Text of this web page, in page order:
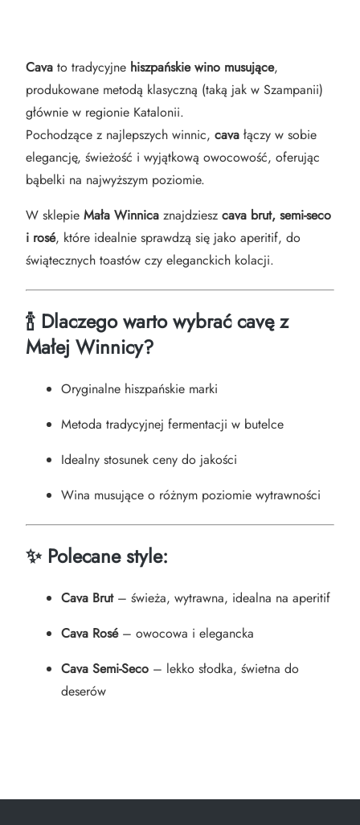
Cava to tradycyjne hiszpańskie wino musujące,
produkowane metodą klasyczną (taką jak w Szampanii)
głównie w regionie Katalonii.
Pochodzące z najlepszych winnic, cava łączy w sobie
elegancję, świeżość i wyjątkową owocowość, oferując
bąbelki na najwyższym poziomie.
W sklepie Mała Winnica znajdziesz cava brut, semi-seco
i rosé, które idealnie sprawdzą się jako aperitif, do
świątecznych toastów czy eleganckich kolacji.
🍾 Dlaczego warto wybrać cavę z
Małej Winnicy?
Oryginalne hiszpańskie marki
Metoda tradycyjnej fermentacji w butelce
Idealny stosunek ceny do jakości
Wina musujące o różnym poziomie wytrawności
✨ Polecane style:
Cava Brut– świeża, wytrawna, idealna na aperitif
Cava Rosé– owocowa i elegancka
Cava Semi-Seco – lekko słodka, świetna do
deserów